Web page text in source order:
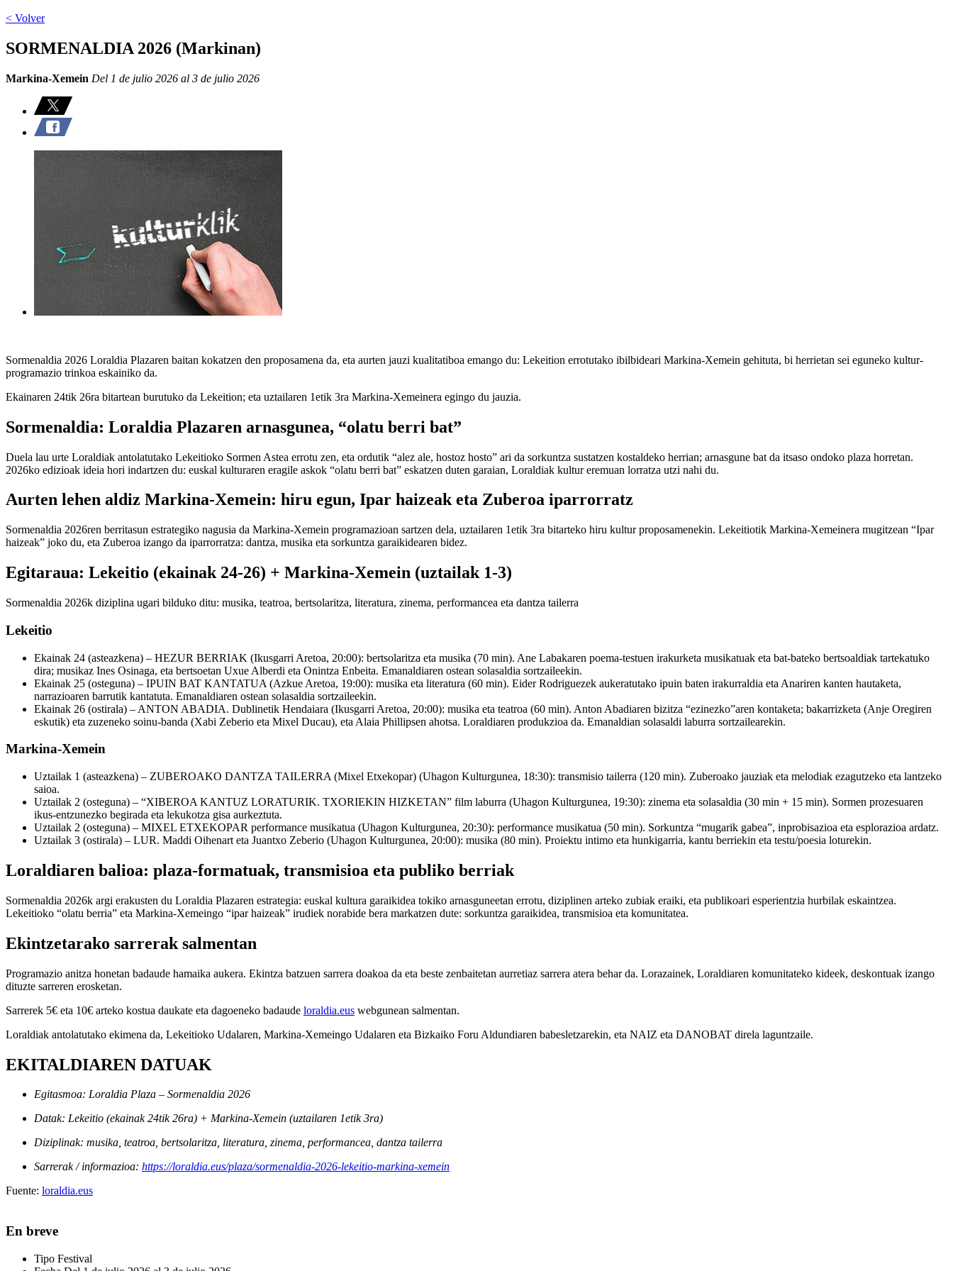
< Volver
SORMENALDIA 2026 (Markinan)
Markina-Xemein Del 1 de julio 2026 al 3 de julio 2026
Sormenaldia 2026 Loraldia Plazaren baitan kokatzen den proposamena da, eta aurten jauzi kualitatiboa emango du: Lekeition errotutako ibilbideari Markina-Xemein gehituta, bi herrietan sei eguneko kultur-
programazio trinkoa eskainiko da.
Ekainaren 24tik 26ra bitartean burutuko da Lekeition; eta uztailaren 1etik 3ra Markina-Xemeinera egingo du jauzia.
Sormenaldia: Loraldia Plazaren arnasgunea, “olatu berri bat”
Duela lau urte Loraldiak antolatutako Lekeitioko Sormen Astea errotu zen, eta ordutik “alez ale, hostoz hosto” ari da sorkuntza sustatzen kostaldeko herrian; arnasgune bat da itsaso ondoko plaza horretan.
2026ko edizioak ideia hori indartzen du: euskal kulturaren eragile askok “olatu berri bat” eskatzen duten garaian, Loraldiak kultur eremuan lorratza utzi nahi du.
Aurten lehen aldiz Markina-Xemein: hiru egun, Ipar haizeak eta Zuberoa iparrorratz
Sormenaldia 2026ren berritasun estrategiko nagusia da Markina-Xemein programazioan sartzen dela, uztailaren 1etik 3ra bitarteko hiru kultur proposamenekin. Lekeitiotik Markina-Xemeinera mugitzean “Ipar
haizeak” joko du, eta Zuberoa izango da iparrorratza: dantza, musika eta sorkuntza garaikidearen bidez.
Egitaraua: Lekeitio (ekainak 24-26) + Markina-Xemein (uztailak 1-3)
Sormenaldia 2026k diziplina ugari bilduko ditu: musika, teatroa, bertsolaritza, literatura, zinema, performancea eta dantza tailerra
Lekeitio
Ekainak 24 (asteazkena) – HEZUR BERRIAK (Ikusgarri Aretoa, 20:00): bertsolaritza eta musika (70 min). Ane Labakaren poema-testuen irakurketa musikatuak eta bat-bateko bertsoaldiak tartekatuko
dira; musikaz Ines Osinaga, eta bertsoetan Uxue Alberdi eta Onintza Enbeita. Emanaldiaren ostean solasaldia sortzaileekin.
Ekainak 25 (osteguna) – IPUIN BAT KANTATUA (Azkue Aretoa, 19:00): musika eta literatura (60 min). Eider Rodriguezek aukeratutako ipuin baten irakurraldia eta Anariren kanten hautaketa,
narrazioaren barrutik kantatuta. Emanaldiaren ostean solasaldia sortzaileekin.
Ekainak 26 (ostirala) – ANTON ABADIA. Dublinetik Hendaiara (Ikusgarri Aretoa, 20:00): musika eta teatroa (60 min). Anton Abadiaren bizitza “ezinezko”aren kontaketa; bakarrizketa (Anje Oregiren
eskutik) eta zuzeneko soinu-banda (Xabi Zeberio eta Mixel Ducau), eta Alaia Phillipsen ahotsa. Loraldiaren produkzioa da. Emanaldian solasaldi laburra sortzailearekin.
Markina-Xemein
Uztailak 1 (asteazkena) – ZUBEROAKO DANTZA TAILERRA (Mixel Etxekopar) (Uhagon Kulturgunea, 18:30): transmisio tailerra (120 min). Zuberoako jauziak eta melodiak ezagutzeko eta lantzeko
saioa.
Uztailak 2 (osteguna) – “XIBEROA KANTUZ LORATURIK. TXORIEKIN HIZKETAN” film laburra (Uhagon Kulturgunea, 19:30): zinema eta solasaldia (30 min + 15 min). Sormen prozesuaren
ikus-entzunezko begirada eta lekukotza gisa aurkeztuta.
Uztailak 2 (osteguna) – MIXEL ETXEKOPAR performance musikatua (Uhagon Kulturgunea, 20:30): performance musikatua (50 min). Sorkuntza “mugarik gabea”, inprobisazioa eta esplorazioa ardatz.
Uztailak 3 (ostirala) – LUR. Maddi Oihenart eta Juantxo Zeberio (Uhagon Kulturgunea, 20:00): musika (80 min). Proiektu intimo eta hunkigarria, kantu berriekin eta testu/poesia loturekin.
Loraldiaren balioa: plaza-formatuak, transmisioa eta publiko berriak
Sormenaldia 2026k argi erakusten du Loraldia Plazaren estrategia: euskal kultura garaikidea tokiko arnasguneetan errotu, diziplinen arteko zubiak eraiki, eta publikoari esperientzia hurbilak eskaintzea.
Lekeitioko “olatu berria” eta Markina-Xemeingo “ipar haizeak” irudiek norabide bera markatzen dute: sorkuntza garaikidea, transmisioa eta komunitatea.
Ekintzetarako sarrerak salmentan
Programazio anitza honetan badaude hamaika aukera. Ekintza batzuen sarrera doakoa da eta beste zenbaitetan aurretiaz sarrera atera behar da. Lorazainek, Loraldiaren komunitateko kideek, deskontuak izango
dituzte sarreren erosketan.
Sarrerek 5€ eta 10€ arteko kostua daukate eta dagoeneko badaude loraldia.eus webgunean salmentan.
Loraldiak antolatutako ekimena da, Lekeitioko Udalaren, Markina-Xemeingo Udalaren eta Bizkaiko Foru Aldundiaren babesletzarekin, eta NAIZ eta DANOBAT direla laguntzaile.
EKITALDIAREN DATUAK
Egitasmoa: Loraldia Plaza – Sormenaldia 2026
Datak: Lekeitio (ekainak 24tik 26ra) + Markina-Xemein (uztailaren 1etik 3ra)
Diziplinak: musika, teatroa, bertsolaritza, literatura, zinema, performancea, dantza tailerra
Sarrerak / informazioa: https://loraldia.eus/plaza/sormenaldia-2026-lekeitio-markina-xemein
Fuente: loraldia.eus
En breve
Tipo Festival